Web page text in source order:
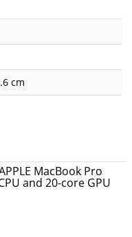
cm
MacBook Pro
and 20-core GPU